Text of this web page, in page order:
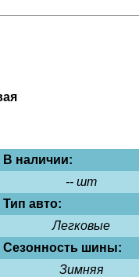
В наличии:
-- шт
Тип авто:
Легковые
Сезонность шины:
Зимняя